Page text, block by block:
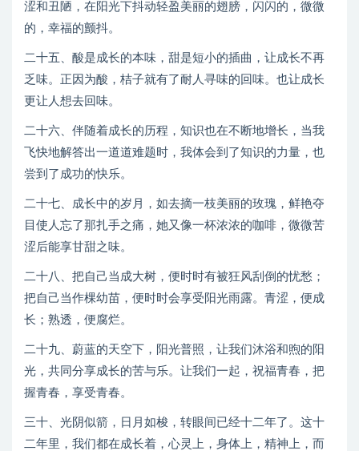
涩和丑陋，在阳光下抖动轻盈美丽的翅膀，闪闪的，微微
的，幸福的颤抖。
二十五、酸是成长的本味，甜是短小的插曲，让成长不再
乏味。正因为酸，桔子就有了耐人寻味的回味。也让成长
更让人想去回味。
二十六、伴随着成长的历程，知识也在不断地增长，当我
飞快地解答出一道道难题时，我体会到了知识的力量，也
尝到了成功的快乐。
二十七、成长中的岁月，如去摘一枝美丽的玫瑰，鲜艳夺
目使人忘了那扎手之痛，她又像一杯浓浓的咖啡，微微苦
涩后能享甘甜之味。
二十八、把自己当成大树，便时时有被狂风刮倒的忧愁；
把自己当作棵幼苗，便时时会享受阳光雨露。青涩，便成
长；熟透，便腐烂。
二十九、蔚蓝的天空下，阳光普照，让我们沐浴和煦的阳
光，共同分享成长的苦与乐。让我们一起，祝福青春，把
握青春，享受青春。
三十、光阴似箭，日月如梭，转眼间已经十二年了。这十
二年里，我们都在成长着，心灵上，身体上，精神上，而